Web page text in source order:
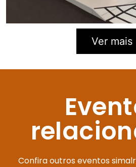
Ver mais
Confira outros eventos